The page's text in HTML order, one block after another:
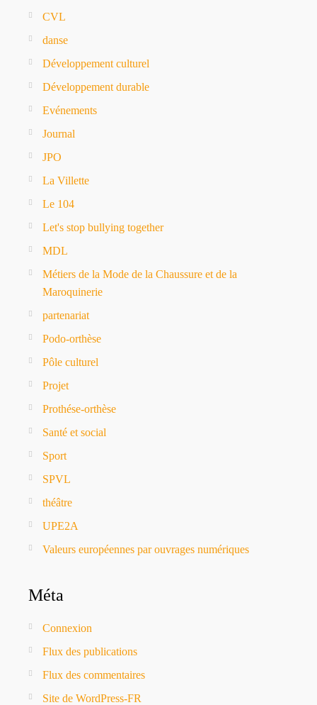
CVL
danse
Développement culturel
Développement durable
Evénements
Journal
JPO
La Villette
Le 104
Let's stop bullying together
MDL
Métiers de la Mode de la Chaussure et de la
Maroquinerie
partenariat
Podo-orthèse
Pôle culturel
Projet
Prothése-orthèse
Santé et social
Sport
SPVL
théâtre
UPE2A
Valeurs européennes par ouvrages numériques
Méta
Connexion
Flux des publications
Flux des commentaires
Site de WordPress-FR